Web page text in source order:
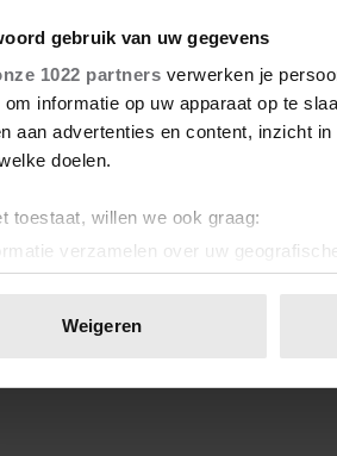
gebruik van uw gegevens
1022 partners verwerken je
informatie op uw apparaat op te
aan advertenties en content, inzicht
doelen.
toestaat, willen we ook graag:
verzamelen over uw
identificeren door het actief
op elk moment wijzigen of
cookies om content en
te analyseren. Ook delen we
Weigeren